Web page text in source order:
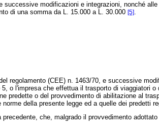
modificazioni e integrazioni, nonché
di una somma da L. 15.000 a L. 30.000 [5].
(CEE) n. 1463/70, e successive
o l'impresa che effettua il trasporto di viaggiatori
predette o del provvedimento di abilitazione al
della presente legge ed a quelle dei predetti
che, malgrado il provvedimento